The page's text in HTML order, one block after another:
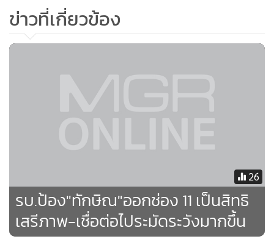
ข่าวที่เกี่ยวข้อง
26
รบ.ป้อง"ทักษิณ"ออกช่อง 11 เป็นสิทธิ
เสรีภาพ-เชื่อต่อไประมัดระวังมากขึ้น